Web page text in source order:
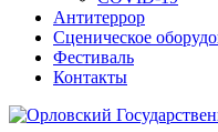
Антитеррор
Сценическое
Фестиваль
Контакты